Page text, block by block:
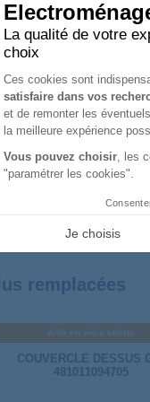
La qualité de votre
choix
Plateforme
Ces cookies sont
satisfaire dans vos
et de remonter les
la meilleure expérience
Vous pouvez choisir, les
"paramétrer les cookies".
Je choisis
remplacées
Aide en visio offerte
COUVERCLE DESSUS
481011094705